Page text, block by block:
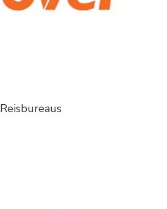
Reisbureaus